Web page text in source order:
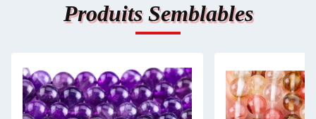
Produits Semblables